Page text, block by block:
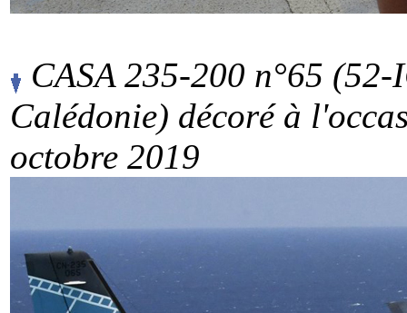
CASA 235-200 n°65
Calédonie) décoré à
octobre 2019